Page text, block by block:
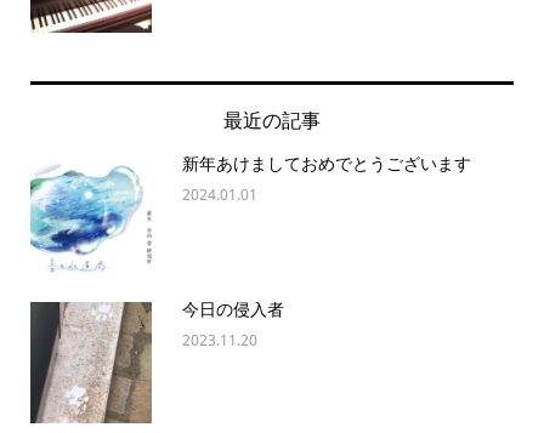
最近の記事
新年あけましておめでとうございます
2024.01.01
今日の侵入者
2023.11.20